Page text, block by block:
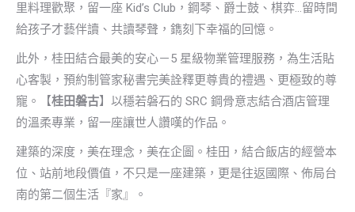
里料理歡聚，留一座 Kid’s Club，鋼琴、爵士鼓、棋弈…留時間
給孩子才藝伴讀、共讀琴聲，鐫刻下幸福的回憶。
此外，桂田結合最美的安心－5 星級物業管理服務，為生活貼
心客製，預約制管家秘書完美詮釋更尊貴的禮遇、更極致的尊
寵。【桂田磐古】以穩若磐石的 SRC 鋼骨意志結合酒店管理
的溫柔專業，留一座讓世人讚嘆的作品。
建築的深度，美在理念，美在企圖。桂田，結合飯店的經營本
位、站前地段價值，不只是一座建築，更是往返國際、佈局台
南的第二個生活『家』。